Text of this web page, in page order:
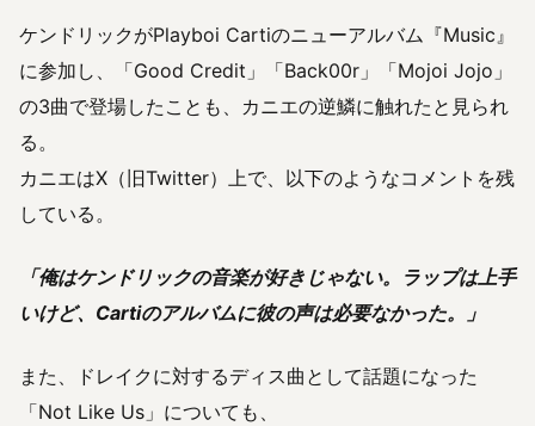
ケンドリックがPlayboi Cartiのニューアルバム『Music』
に参加し、「Good Credit」「Back00r」「Mojoi Jojo」
の3曲で登場したことも、カニエの逆鱗に触れたと見られ
る。
カニエはX（旧Twitter）上で、以下のようなコメントを残
している。
「俺はケンドリックの音楽が好きじゃない。ラップは上手
いけど、Cartiのアルバムに彼の声は必要なかった。」
また、ドレイクに対するディス曲として話題になった
「Not Like Us」についても、